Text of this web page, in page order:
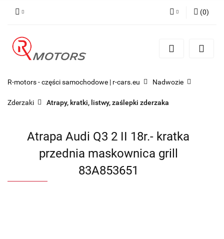
Zarejestruj się
(0)
R-motors - części samochodowe | r-cars.eu Nadwozie
Zderzaki Atrapy, kratki, listwy, zaślepki zderzaka
Atrapa Audi Q3 2 II 18r.- kratka
przednia maskownica grill
83A853651